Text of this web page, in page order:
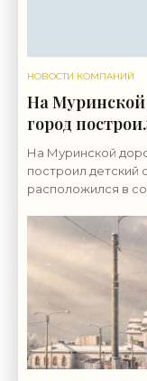
НОВОСТИ КОМПАНИЙ
На Муринской
город
новости
На Муринской
построил детский
расположился в
«Ручьи»